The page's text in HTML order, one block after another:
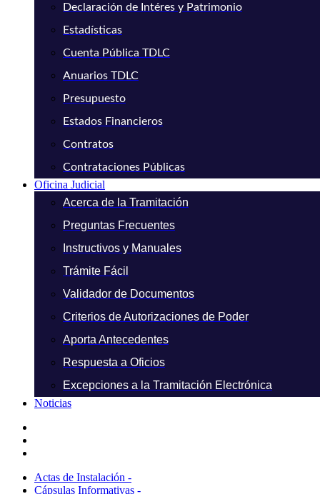
Declaración de Intéres y Patrimonio
Estadísticas
Cuenta Pública TDLC
Anuarios TDLC
Presupuesto
Estados Financieros
Contratos
Contrataciones Públicas
Oficina Judicial
Acerca de la Tramitación
Preguntas Frecuentes
Instructivos y Manuales
Trámite Fácil
Validador de Documentos
Criterios de Autorizaciones de Poder
Aporta Antecedentes
Respuesta a Oficios
Excepciones a la Tramitación Electrónica
Noticias
Actas de Instalación -
Cápsulas Informativas -